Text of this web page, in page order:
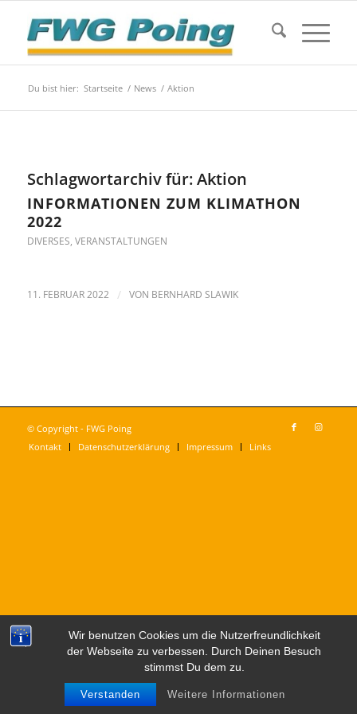
Wir benutzen Cookies um die Nutzerfreundlichkeit
der Webseite zu verbessen. Durch Deinen Besuch
stimmst Du dem zu.
Verstanden Weitere Informationen
Du bist hier: Startseite / News / Aktion
Schlagwortarchiv für:Aktion
INFORMATIONEN ZUM KLIMATHON
2022
DIVERSES, VERANSTALTUNGEN
11. FEBRUAR 2022 / VON BERNHARD SLAWIK
© Copyright - FWG Poing
Kontakt
Datenschutzerklärung Impressum Links